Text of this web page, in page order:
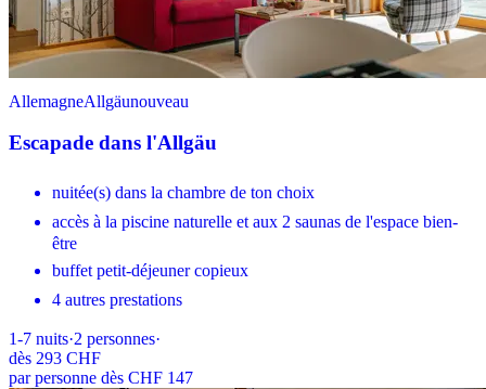
AllemagneAllgäunouveau
Escapade dans l'Allgäu
nuitée(s) dans la chambre de ton choix
accès à la piscine naturelle et aux 2 saunas de l'espace bien-
être
buffet petit-déjeuner copieux
4 autres prestations
1-7 nuits·2 personnes·
dès 293 CHF
par personne dès CHF 147